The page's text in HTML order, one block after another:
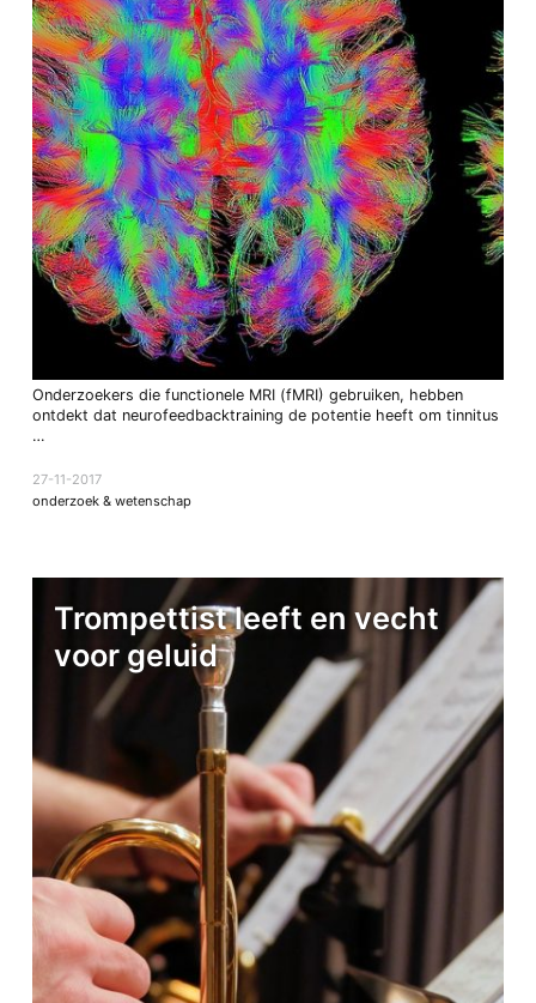
Onderzoekers die functionele MRI (fMRI) gebruiken, hebben
ontdekt dat neurofeedbacktraining de potentie heeft om tinnitus
…
27-11-2017
onderzoek & wetenschap
Trompettist leeft en vecht
voor geluid